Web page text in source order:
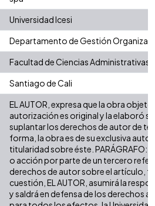
Universidad Icesi
Departamento de Gestión
Facultad de Ciencias Administrativas
Santiago de Cali
EL AUTOR, expresa que la obra
autorización es original y la elaboró
suplantar los derechos de autor de
forma, la obra es de su exclusiva
titularidad sobre éste. PARÁGRAFO:
o acción por parte de un tercero
derechos de autor sobre el artículo,
cuestión, EL AUTOR, asumirá la
y saldrá en defensa de los derechos